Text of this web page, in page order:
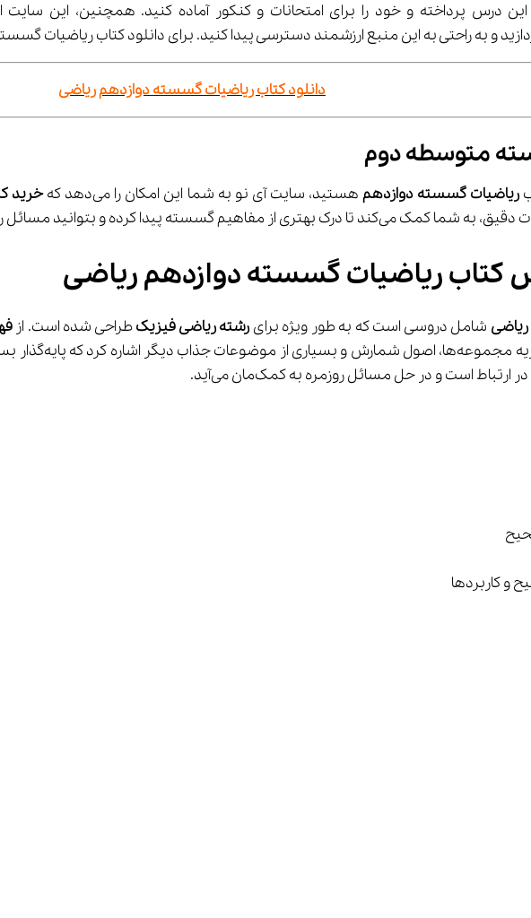
درس پرداخته و خود را برای امتحانات و کنکور آماده کنید. همچنین، این
دانلود کتاب ریاضیات گسسته دوازدهم ریاضی
متوسطه دوم
ریاضیات گسسته دوازدهم هستید، سایت آی نو به شما این امکان را می‌دهد که خرید
پیدا کرده و بتوانید مسائل را با سرعت و دقت حل کنید.
ریاضیات گسسته دوازدهم ریاضی
شامل دروسی است که به طور ویژه برای رشته ریاضی فیزیک طراحی شده است. از
به مباحثی مانند
است و در حل مسائل روزمره به کمک‌مان می‌آید.